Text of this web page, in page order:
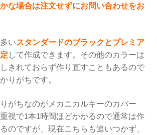
な場合は注文せずにお問い合わせをお
いスタンダードのブラックとプレミア
して作成できます。その他のカラーは
きれておらず作り直すこともあるので
りがちです。
がちなのがメカニカルキーのカバー
視で1本1時間ほどかかるので通常は作
のですが、現在こちらも追いつかず、